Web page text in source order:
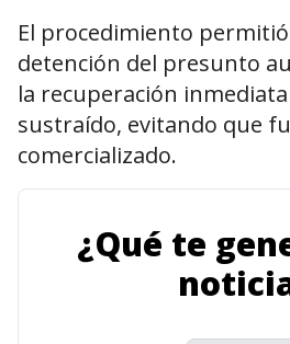
El procedimiento
detención del presunto
la recuperación
sustraído, evitando que
comercializado.
¿Qué te